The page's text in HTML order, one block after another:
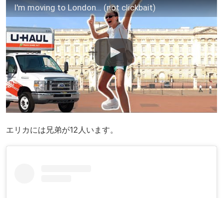
I'm moving to London… (not clickbait)
エリカには兄弟が12人います。